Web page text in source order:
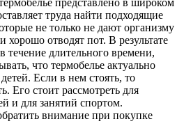
представлено в широком
труда найти подходящие
не только не дают организму
хорошо отводят пот. В результате
течение длительного времени,
что термобелье актуально
Если в нем стоять, то
Его стоит рассмотреть для
и для занятий спортом.
внимание при покупке